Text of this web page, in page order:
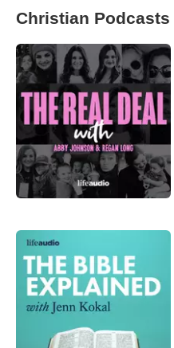
Christian Podcasts